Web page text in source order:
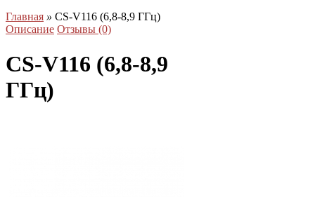
Главная » CS-V116 (6,8-8,9 ГГц)
Описание Отзывы (0)
CS-V116 (6,8-8,9
ГГц)